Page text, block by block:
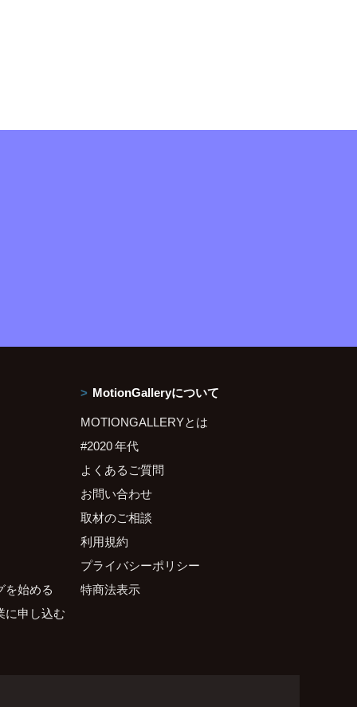
を始める
に申し込む
MotionGalleryについて
MOTIONGALLERYとは
#2020 年代
よくあるご質問
お問い合わせ
取材のご相談
利用規約
プライバシーポリシー
特商法表示